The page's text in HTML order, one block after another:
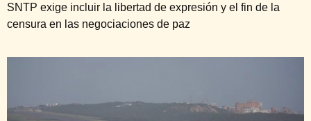
SNTP exige incluir la libertad de expresión y el fin de la
censura en las negociaciones de paz